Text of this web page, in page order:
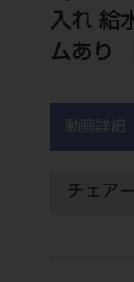
入れ 給
ムあり
動画詳細
チェア